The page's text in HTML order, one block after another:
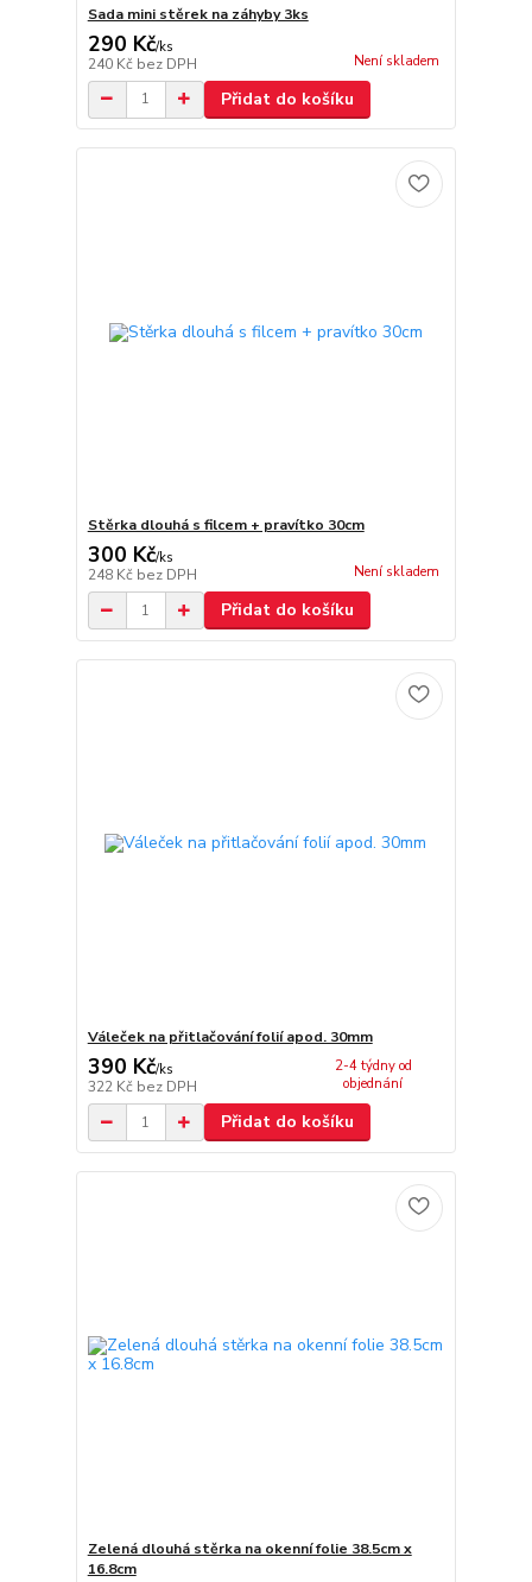
Sada mini stěrek na záhyby 3ks
290 Kč/ks
240 Kč bez DPH Není skladem
Přidat do košíku
Stěrka dlouhá s filcem + pravítko 30cm
300 Kč/ks
248 Kč bez DPH Není skladem
Přidat do košíku
Váleček na přitlačování folií apod. 30mm
390 Kč/ks
322 Kč bez DPH
2-4 týdny od
objednání
Přidat do košíku
Zelená dlouhá stěrka na okenní folie 38.5cm x
16.8cm